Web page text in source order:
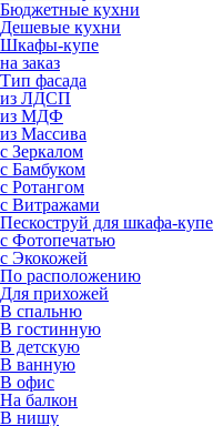
Бюджетные кухни
Дешевые кухни
Шкафы-купе
на заказ
Тип фасада
из ЛДСП
из МДФ
из Массива
с Зеркалом
с Бамбуком
с Ротангом
с Витражами
Пескоструй для шкафа-купе
с Фотопечатью
с Экокожей
По расположению
Для прихожей
В спальню
В гостинную
В детскую
В ванную
В офис
На балкон
В нишу